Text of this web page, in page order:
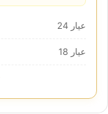
عيار 24
عيار 18